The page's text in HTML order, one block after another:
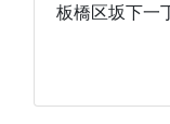
板橋区坂下一